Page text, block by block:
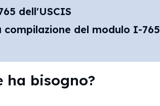
dell'USCIS
del modulo I-765
ha bisogno?